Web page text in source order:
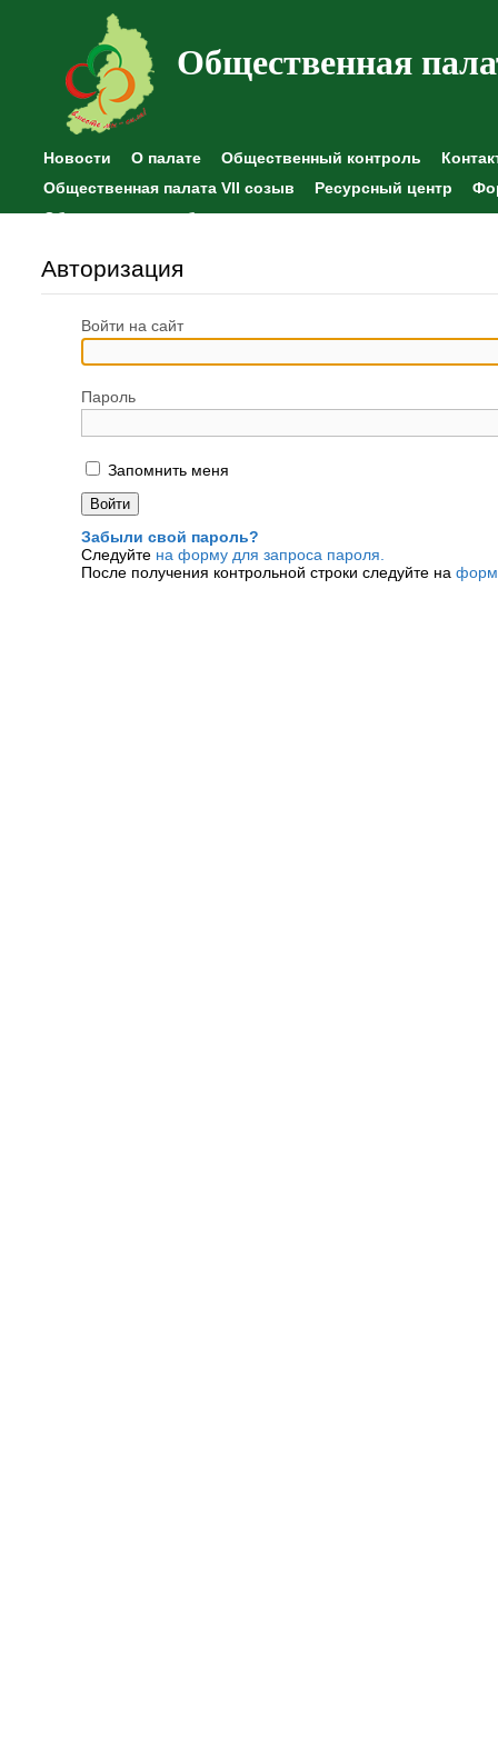
Общественная
Новости О палате Общественный контроль
Общественная палата VII созыв
Ресурсный центр
Общественные наблюдения
Авторизация
Войти на сайт
Пароль
Запомнить меня
Забыли свой пароль?
Следуйте на форму для запроса пароля.
После получения контрольной строки следуйте на